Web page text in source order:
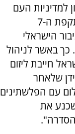
למדיניות העם
היהודי, "אחת מתוצאות העומק של מתקפת ה-7
הישראלי
כך באשר לניהול
סבורים שישראל חייבת ליזום
שלאחר
לשלום עם הפלשתינים
את